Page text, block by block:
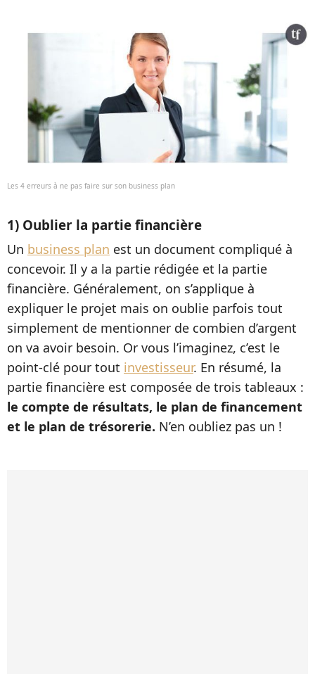
Les 4 erreurs à ne pas faire sur son business plan
1) Oublier la partie financière
Un business plan est un document compliqué à
concevoir. Il y a la partie rédigée et la partie
financière. Généralement, on s’applique à
expliquer le projet mais on oublie parfois tout
simplement de mentionner de combien d’argent
on va avoir besoin. Or vous l’imaginez, c’est le
point-clé pour tout investisseur. En résumé, la
partie financière est composée de trois tableaux :
le compte de résultats, le plan de financement
et le plan de trésorerie. N’en oubliez pas un !